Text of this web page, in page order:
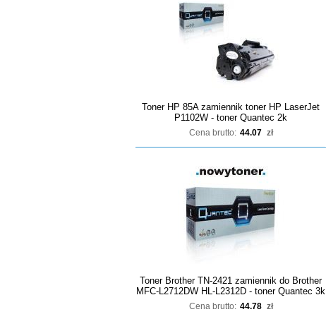
Toner HP 85A zamiennik toner HP LaserJet
P1102W - toner Quantec 2k
Cena brutto: 44.07 zł
Toner Brother TN-2421 zamiennik do Brother
MFC-L2712DW HL-L2312D - toner Quantec 3k
Cena brutto: 44.78 zł